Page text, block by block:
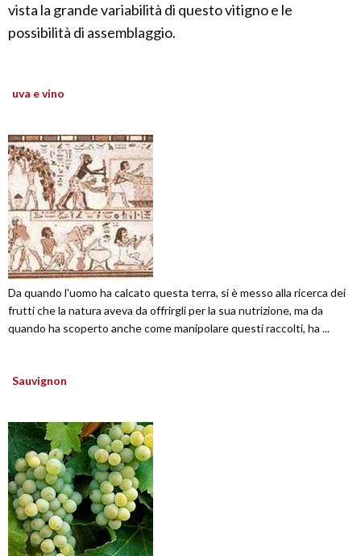
vista la grande variabilità di questo vitigno e le
possibilità di assemblaggio.
uva e vino
Da quando l'uomo ha calcato questa terra, si è messo alla ricerca dei
frutti che la natura aveva da offrirgli per la sua nutrizione, ma da
quando ha scoperto anche come manipolare questi raccolti, ha ...
Sauvignon